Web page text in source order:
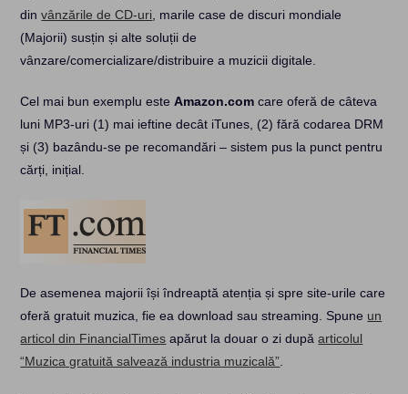
dinvânzările de CD-uri , marile case de discuri mondiale
(Majorii) susțin și alte soluții de
vânzare/comercializare/distribuire a muzicii digitale.
Cel mai bun exemplu este Amazon.com care oferă de câteva
luni MP3-uri (1) mai ieftine decât iTunes, (2) fără codarea DRM
și (3) bazându-se pe recomandări – sistem pus la punct pentru
cărți, inițial.
De asemenea majorii își îndreaptă atenția și spre site-urile care
oferă gratuit muzica, fie ea download sau streaming. Spune un
articol din FinancialTimes apărut la douar o zi dupăarticolul
“Muzica gratuită salvează industria muzicală”